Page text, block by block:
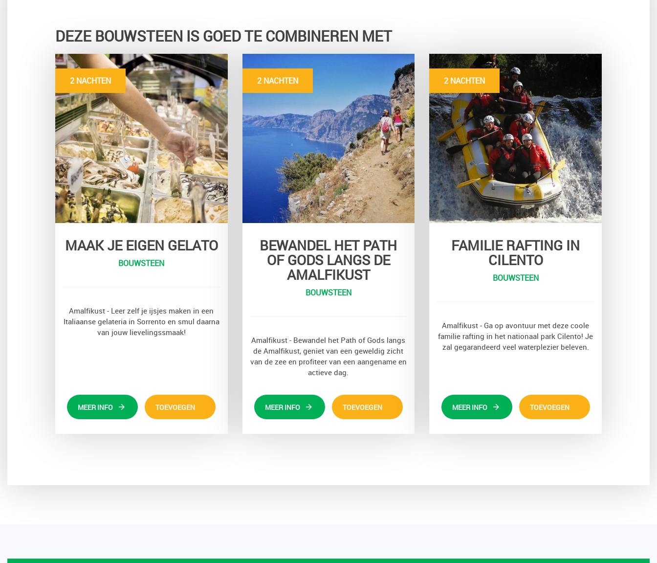
DEZE BOUWSTEEN IS GOED TE COMBINEREN MET
2 NACHTEN
MAAK JE EIGEN GELATO
BOUWSTEEN
Amalfikust - Leer zelf je ijsjes maken in een
Italiaanse gelateria in Sorrento en smul daarna
van jouw lievelingssmaak!
MEER INFO TOEVOEGEN
2 NACHTEN
BEWANDEL HET PATH
OF GODS LANGS DE
AMALFIKUST
BOUWSTEEN
Amalfikust - Bewandel het Path of Gods langs
de Amalfikust, geniet van een geweldig zicht
van de zee en profiteer van een aangename en
actieve dag.
MEER INFO TOEVOEGEN
2 NACHTEN
FAMILIE RAFTING IN
CILENTO
BOUWSTEEN
Amalfikust - Ga op avontuur met deze coole
familie rafting in het nationaal park Cilento! Je
zal gegarandeerd veel waterplezier beleven.
MEER INFO TOEVOEGEN